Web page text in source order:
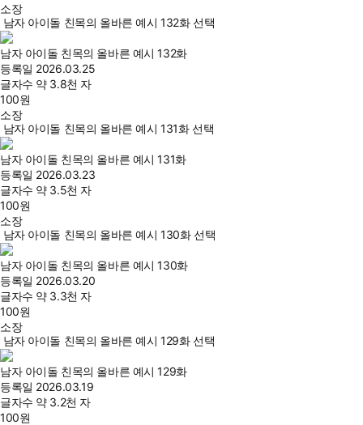
소장
남자 아이돌 친목의 올바른 예시 132화 선택
남자 아이돌 친목의 올바른 예시 132화
등록일 2026.03.25
글자수 약 3.8천 자
100원
소장
남자 아이돌 친목의 올바른 예시 131화 선택
남자 아이돌 친목의 올바른 예시 131화
등록일 2026.03.23
글자수 약 3.5천 자
100원
소장
남자 아이돌 친목의 올바른 예시 130화 선택
남자 아이돌 친목의 올바른 예시 130화
등록일 2026.03.20
글자수 약 3.3천 자
100원
소장
남자 아이돌 친목의 올바른 예시 129화 선택
남자 아이돌 친목의 올바른 예시 129화
등록일 2026.03.19
글자수 약 3.2천 자
100원